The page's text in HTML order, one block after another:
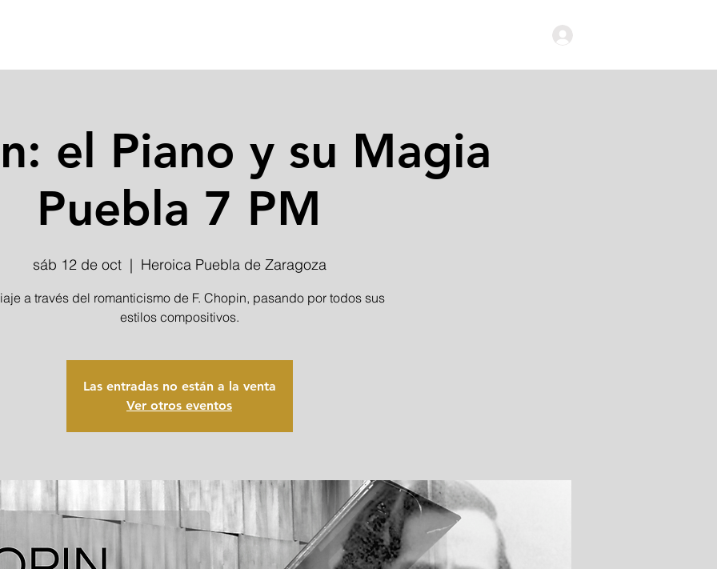
el Piano y su Magia
Puebla 7 PM
sáb 12 de oct
  |
Heroica Puebla de Zaragoza
a través del romanticismo de F. Chopin, pasando por todos sus
estilos compositivos.
Las entradas no están a la venta
Ver otros eventos